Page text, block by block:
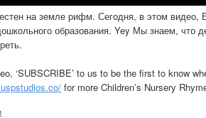
на земле рифм. Сегодня, в этом видео,
образования. Yey Мы знаем, что
‘SUBSCRIBE’ to us to be the first to know
for more Children’s Nursery